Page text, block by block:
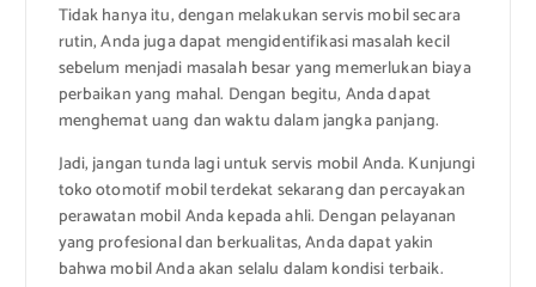
Tidak hanya itu, dengan melakukan servis mobil secara
rutin, Anda juga dapat mengidentifikasi masalah kecil
sebelum menjadi masalah besar yang memerlukan biaya
perbaikan yang mahal. Dengan begitu, Anda dapat
menghemat uang dan waktu dalam jangka panjang.
Jadi, jangan tunda lagi untuk servis mobil Anda. Kunjungi
toko otomotif mobil terdekat sekarang dan percayakan
perawatan mobil Anda kepada ahli. Dengan pelayanan
yang profesional dan berkualitas, Anda dapat yakin
bahwa mobil Anda akan selalu dalam kondisi terbaik.